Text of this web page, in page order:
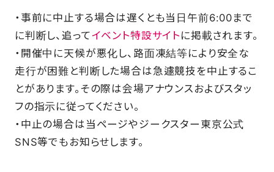
CONTACT
お問い合わせ
CSRのご依頼
スクール体験・入会希望
・事前に中止する場合は遅くとも当日午前6:00まで
に判断し、追ってイベント特設サイト に掲載されます。
・開催中に天候が悪化し、路面凍結等により安全な
走行が困難と判断した場合は急遽競技を中止するこ
とがあります。その際は会場アナウンスおよびスタッ
フの指示に従ってください。
・中止の場合は当ページやジークスター東京公式
SNS等でもお知らせします。